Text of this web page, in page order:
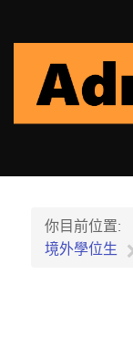
你目前位置:
境外學位生